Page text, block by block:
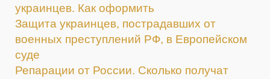
украинцев. Как оформить
Защита украинцев, пострадавших от
военных преступлений РФ, в Европейском
суде
Репарации от России. Сколько получат